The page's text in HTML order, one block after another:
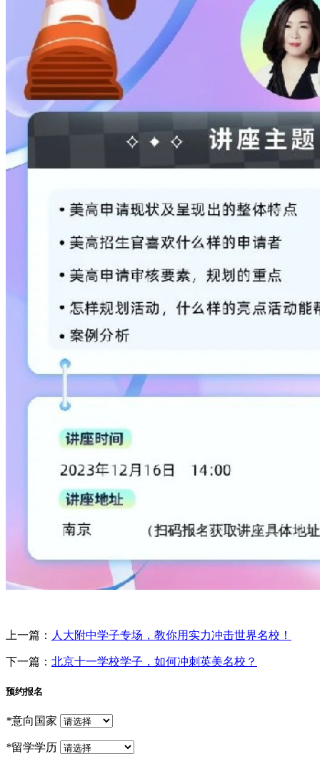
上一篇： 人大附中学子专场，教你用实力冲击世界名校！
下一篇： 北京十一学校学子，如何冲刺英美名校？
预约报名
*意向国家
*留学学历